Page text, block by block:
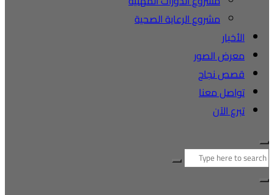
مشروع الرعاية الصحية
الأخبار
معرض الصور
قصص نجاح
تواصل معنا
تبرع الآن
البحث
عن: